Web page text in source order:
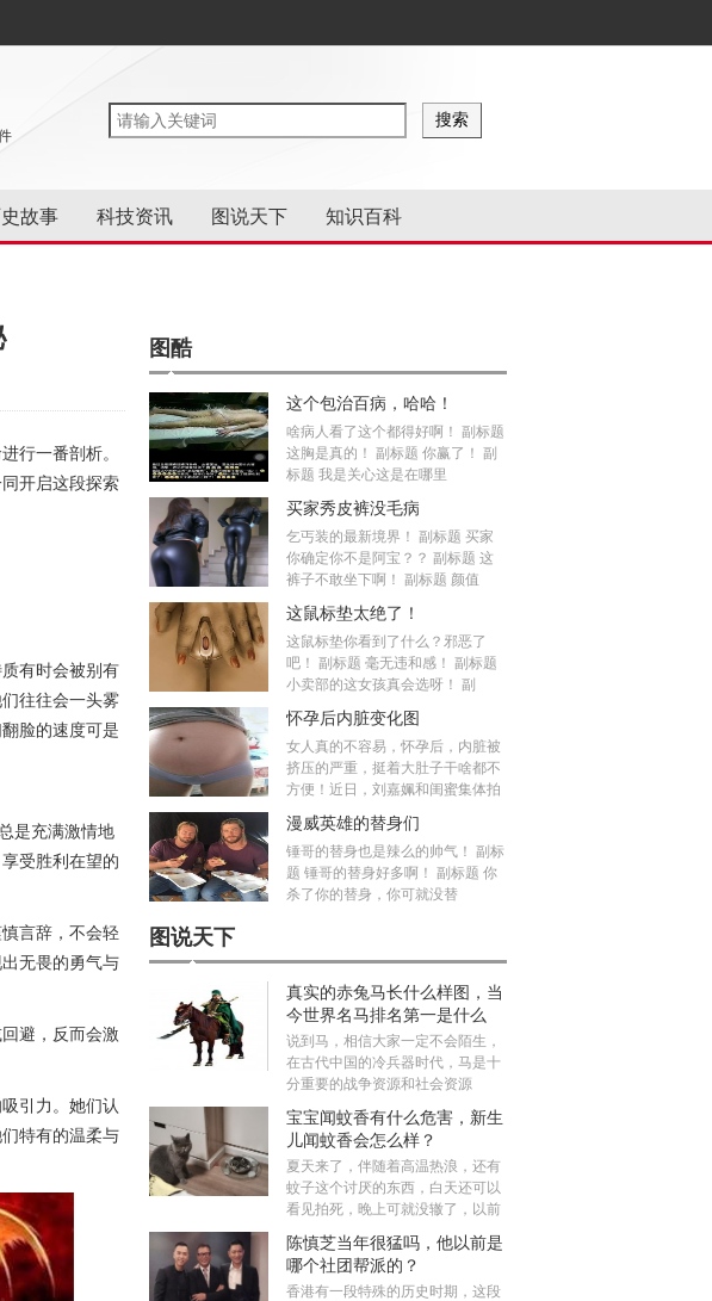
故事 科技资讯 图说天下 知识百科
行一番剖析。
开启这段探索
有时会被别有
往往会一头雾
脸的速度可是
是充满激情地
受胜利在望的
言辞，不会轻
无畏的勇气与
避，反而会激
引力。她们认
特有的温柔与
图酷
这个包治百病，哈哈！
啥病人看了这个都得好啊！ 副标题
这胸是真的！ 副标题 你赢了！ 副
标题 我是关心这是在哪里
买家秀皮裤没毛病
乞丐装的最新境界！ 副标题 买家
你确定你不是阿宝？？ 副标题 这
裤子不敢坐下啊！ 副标题 颜值
这鼠标垫太绝了！
这鼠标垫你看到了什么？邪恶了
吧！ 副标题 毫无违和感！ 副标题
小卖部的这女孩真会选呀！ 副
怀孕后内脏变化图
女人真的不容易，怀孕后，内脏被
挤压的严重，挺着大肚子干啥都不
方便！近日，刘嘉姵和闺蜜集体拍
漫威英雄的替身们
锤哥的替身也是辣么的帅气！ 副标
题 锤哥的替身好多啊！ 副标题 你
杀了你的替身，你可就没替
图说天下
真实的赤兔马长什么样图，当
今世界名马排名第一是什么
马？
说到马，相信大家一定不会陌生，
在古代中国的冷兵器时代，马是十
分重要的战争资源和社会资源
宝宝闻蚊香有什么危害，新生
儿闻蚊香会怎么样？
夏天来了，伴随着高温热浪，还有
蚊子这个讨厌的东西，白天还可以
看见拍死，晚上可就没辙了，以前
陈慎芝当年很猛吗，他以前是
哪个社团帮派的？
香港有一段特殊的历史时期，这段